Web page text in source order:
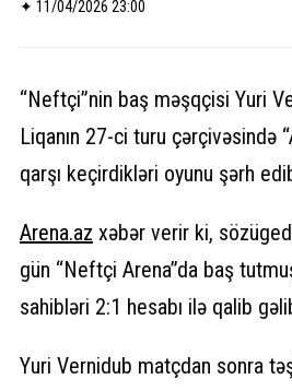
✦ 11/04/2026 23:00
“Neftçi”nin baş məşqçisi Yuri
Liqanın 27-ci turu çərçivəsində
qarşı keçirdikləri oyunu şərh
Arena.az xəbər verir ki,
gün “Neftçi Arena”da baş
sahibləri 2:1 hesabı ilə qalib
Yuri Vernidub matçdan sonra